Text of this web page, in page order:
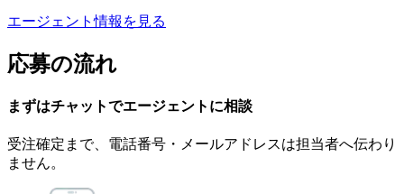
エージェント情報を見る
応募の流れ
まずはチャットでエージェント に相談
受注確定まで、 電話番号・メールアドレスは担当者へ伝わり
ません。